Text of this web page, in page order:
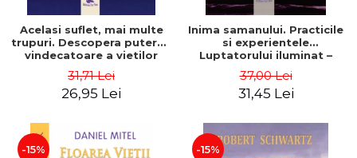
Acelasi suflet, mai multe
trupuri. Descopera puterea
vindecatoare a vietilor
progresiei. Editie revizuita
– Dr. Brain Weiss
31,71 Lei
26,95 Lei
Inima samanului. Practicile
si experientele
Luptatorului iluminat –
37,00 Lei
31,45 Lei
-15% -15%